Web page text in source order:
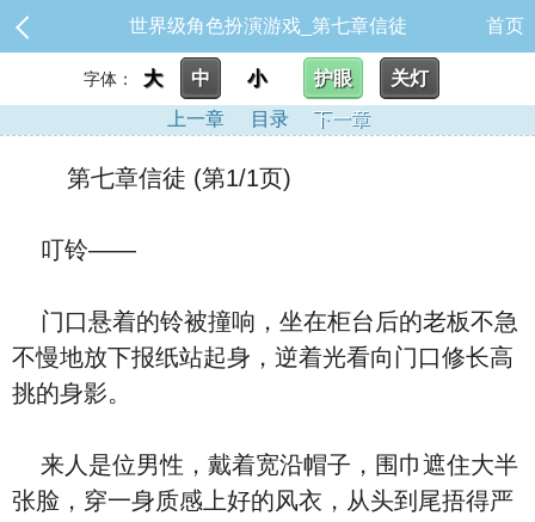
世界级角色扮演游戏_第七章信徒 首页
字体： 大 中 小 护眼
关灯
上一章
目录 下一章
第七章信徒 (第1/1页)
叮铃——
门口悬着的铃被撞响，坐在柜台后的老板不急
不慢地放下报纸站起身，逆着光看向门口修长高
挑的身影。
来人是位男性，戴着宽沿帽子，围巾遮住大半
张脸，穿一身质感上好的风衣，从头到尾捂得严